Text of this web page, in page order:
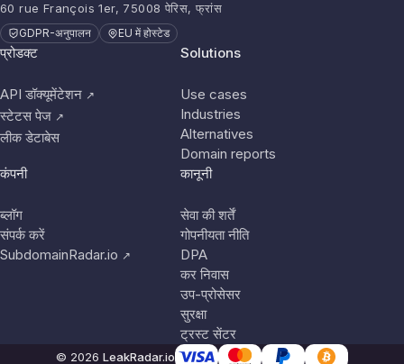
60 rue François 1er, 75008 पेरिस, फ्रांस
GDPR-अनुपालन EU में होस्टेड
प्रोडक्ट
API डॉक्यूमेंटेशन ↗
स्टेटस पेज ↗
लीक डेटाबेस
Solutions
Use cases
Industries
Alternatives
Domain reports
कंपनी
ब्लॉग
संपर्क करें
SubdomainRadar.io ↗
कानूनी
सेवा की शर्तें
गोपनीयता नीति
DPA
कर निवास
उप-प्रोसेसर
सुरक्षा
ट्रस्ट सेंटर
© 2026 LeakRadar.io